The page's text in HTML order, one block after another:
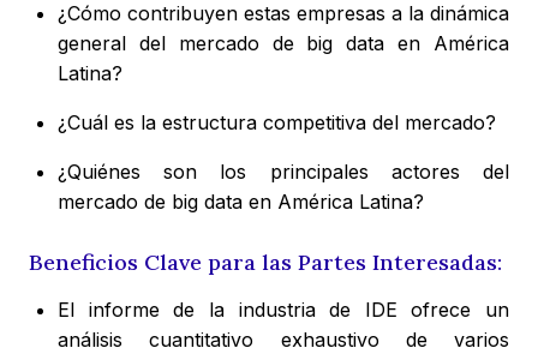
¿Cómo contribuyen estas empresas a la dinámica
general del mercado de big data en América
Latina?
¿Cuál es la estructura competitiva del mercado?
¿Quiénes son los principales actores del
mercado de big data en América Latina?
Beneficios Clave para las Partes Interesadas:
El informe de la industria de IDE ofrece un
análisis cuantitativo exhaustivo de varios